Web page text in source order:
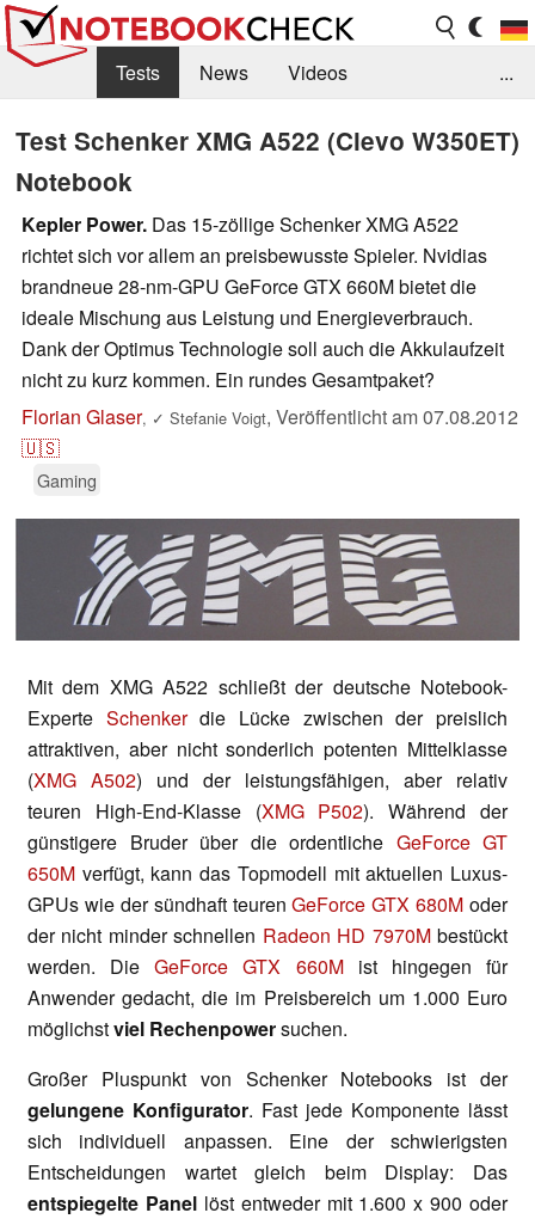
Tests News
Videos
Kaufberatung
Forum
...
Test Schenker XMG A522 (Clevo W350ET)
Notebook
Kepler Power. Das 15-zöllige Schenker XMG A522
richtet sich vor allem an preisbewusste Spieler. Nvidias
brandneue 28-nm-GPU GeForce GTX 660M bietet die
ideale Mischung aus Leistung und Energieverbrauch.
Dank der Optimus Technologie soll auch die Akkulaufzeit
nicht zu kurz kommen. Ein rundes Gesamtpaket?
Florian Glaser, ✓ Stefanie Voigt, Veröffentlicht am07.08.2012
🇺🇸
Gaming
Mit dem XMG A522 schließt der deutsche Notebook-
Experte Schenkerdie Lücke zwischen der preislich
attraktiven, aber nicht sonderlich potenten Mittelklasse
(XMG A502) und der leistungsfähigen, aber relativ
teuren High-End-Klasse (XMG P502). Während der
günstigere Bruder über die ordentliche GeForce GT
650M verfügt, kann das Topmodell mit aktuellen Luxus-
GPUs wie der sündhaft teurenGeForce GTX 680M oder
der nicht minder schnellen Radeon HD 7970Mbestückt
werden. DieGeForce GTX 660Mist hingegen für
Anwender gedacht, die im Preisbereich um 1.000 Euro
möglichstviel Rechenpowersuchen.
Großer Pluspunkt von Schenker Notebooks ist der
gelungene Konfigurator. Fast jede Komponente lässt
sich individuell anpassen. Eine der schwierigsten
Entscheidungen wartet gleich beim Display: Das
entspiegelte Panellöst entweder mit 1.600 x 900 oder